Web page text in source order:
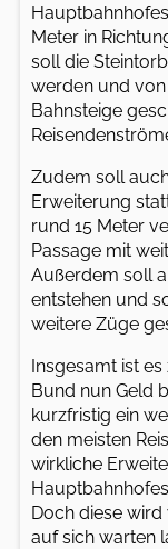
Meter in
soll die
werden und
Bahnsteige
Zudem soll
Erweiterung
rund 15 Meter
Passage mit
Außerdem soll
entstehen und
weitere Züge
Insgesamt ist
Bund nun Geld
kurzfristig ein
den meisten
wirkliche
Doch diese
auf sich warten